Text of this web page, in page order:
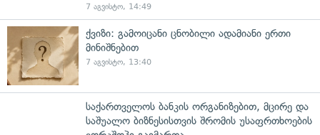
7 აგვისტო, 14:49
ქვიზი: გამოიცანი ცნობილი ადამიანი ერთი
მინიშნებით
7 აგვისტო, 13:40
საქართველოს ბანკის ორგანიზებით, მცირე და
საშუალო ბიზნესისთვის შრომის უსაფრთხოების